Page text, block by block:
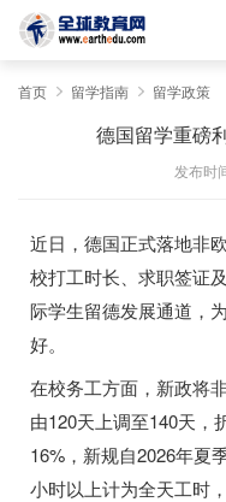
首页 留学指南 留学政策
德国留学重磅
发布时
近日，德国正式落地非
校打工时长、求职签证
际学生留德发展通道，
好。
在校务工方面，新政将
由120天上调至140天，
16%，新规自2026年夏
小时以上计为全天工时